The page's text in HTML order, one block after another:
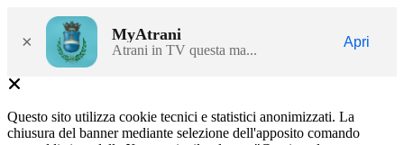
× MyAtrani
Atrani in TV questa ma...
Apri
Questo sito utilizza cookie tecnici e statistici anonimizzati. La
chiusura del banner mediante selezione dell'apposito comando